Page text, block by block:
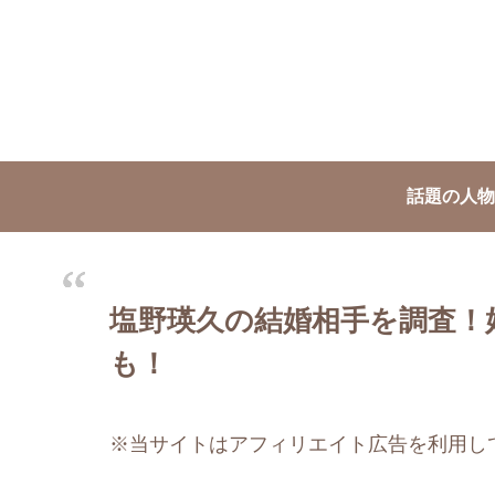
話題の人物
塩野瑛久の結婚相手を調査
も！
※当サイトはアフィリエイト広告を利用し